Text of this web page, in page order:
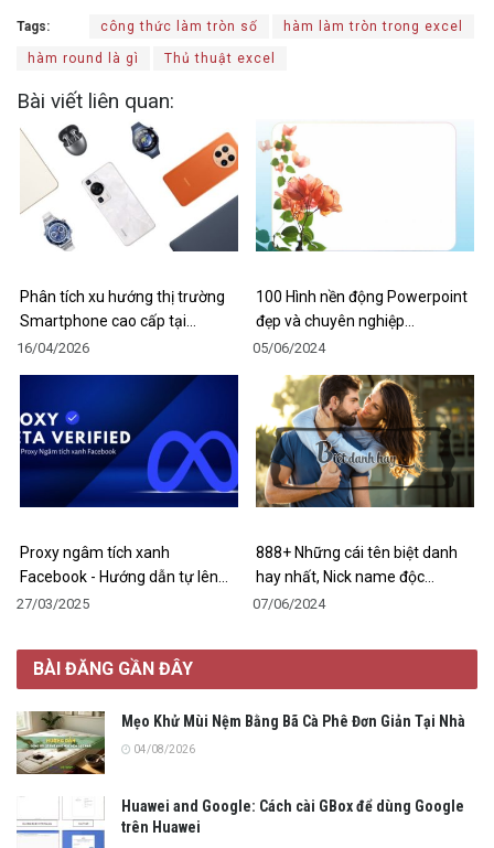
Tags: công thức làm tròn số hàm làm tròn trong excel
hàm round là gì Thủ thuật excel
Bài viết liên quan:
Phân tích xu hướng thị trường
Smartphone cao cấp tại…
16/04/2026
100 Hình nền động Powerpoint
đẹp và chuyên nghiệp…
05/06/2024
Proxy ngâm tích xanh
Facebook - Hướng dẫn tự lên…
27/03/2025
888+ Những cái tên biệt danh
hay nhất, Nick name độc…
07/06/2024
BÀI ĐĂNG GẦN ĐÂY
Mẹo Khử Mùi Nệm Bằng Bã Cà Phê Đơn Giản Tại Nhà
04/08/2026
Huawei and Google: Cách cài GBox để dùng Google
trên Huawei